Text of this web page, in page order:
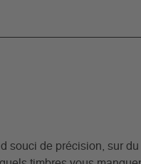
souci de précision, sur